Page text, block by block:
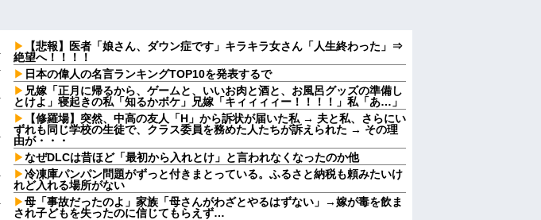
【悲報】医者「娘さん、ダウン症です」キラキラ女さん「人生終わった」⇒
絶望へ！！！！
日本の偉人の名言ランキングTOP10を発表するで
兄嫁「正月に帰るから、ゲームと、いいお肉と酒と、お風呂グッズの準備し
とけよ」寝起きの私「知るかボケ」兄嫁「キィィィィー！！！！」私「あ…」
【修羅場】突然、中高の友人「H」から訴状が届いた私 → 夫と私、さらにい
ずれも同じ学校の生徒で、クラス委員を務めた人たちが訴えられた → その理
由が・・・
なぜDLCは昔ほど「最初から入れとけ」と言われなくなったのか他
冷凍庫パンパン問題がずっと付きまとっている。ふるさと納税も頼みたいけ
れど入れる場所がない
母「事故だったのよ」家族「母さんがわざとやるはずない」→嫁が毒を飲ま
され子どもを失ったのに信じてもらえず…